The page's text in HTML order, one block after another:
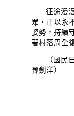
征途漫
眾，正以永
姿勢，持續
著村落周全
（國民
鄧劍洋）